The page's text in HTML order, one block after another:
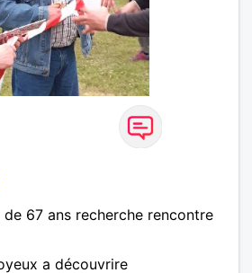
67 ans recherche rencontre
a découvrire